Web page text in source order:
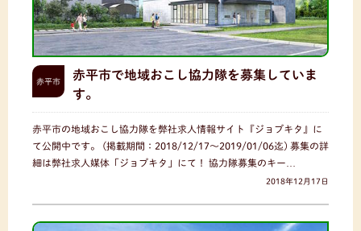
赤平市
赤平市で地域おこし協力隊を募集していま
す。
赤平市の地域おこし協力隊を弊社求人情報サイト『ジョブキタ』に
て公開中です。 (掲載期間：2018/12/17〜2019/01/06迄) 募集の詳
細は弊社求人媒体「ジョブキタ」にて！ 協力隊募集のキー…
2018年12月17日